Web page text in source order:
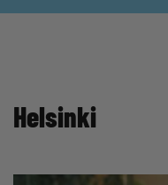
Helsinki